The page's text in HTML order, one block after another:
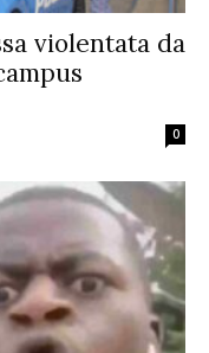
violentata da
0